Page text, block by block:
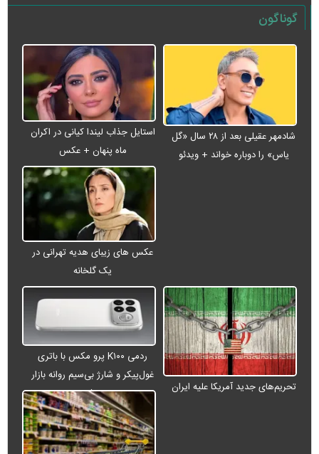
گوناگون
شادمهر عقیلی بعد از ۲۸ سال «گل
یاس» را دوباره خواند + ویدئو
استایل جذاب لیندا کیانی در اکران
ماه پنهان + عکس
عکس های زیبای هدیه تهرانی در
یک گلخانه
تحریم‌های جدید آمریکا علیه ایران
ردمی K۱۰۰ پرو مکس با باتری
غول‌پیکر و شارژ بی‌سیم روانه بازار
می‌شود